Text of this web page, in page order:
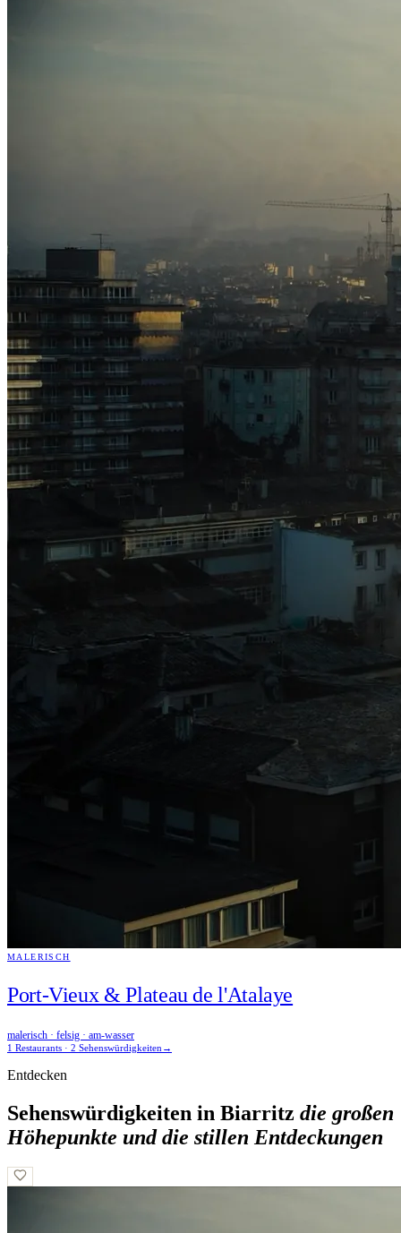
MALERISCH
Port-Vieux & Plateau de l'Atalaye
malerisch · felsig · am-wasser
1 Restaurants · 2 Sehenswürdigkeiten →
Entdecken
Sehenswürdigkeiten in Biarritz die großen
Höhepunkte und die stillen Entdeckungen